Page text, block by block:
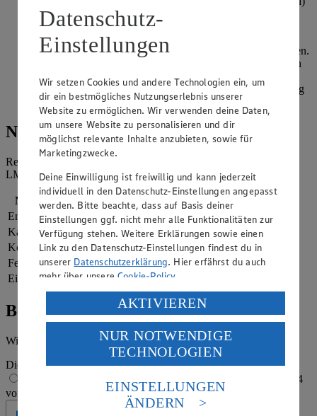
vorheizen. Zwei Bleche mit Backpapier auslegen.
Mit zwei Löffeln oder einem Eisportionierer etwa 20
gleichgroße Kugeln formen und auf die Backbleche verteilen.
Für 12-13 Minuten auf mittlerer Schiene im Ofen goldbraun
backen. Herausnehmen und 10 Minuten auf dem Blech
abkühlen lassen. Danach auf einem Kuchengitter vollständig
auskühlen lassen.
Nährwerte
Referenzmenge für einen durchschnittlichen Erwachsenen laut
LMIV (8.400 kJ/2.000 kcal).
Nährwerte
pro Portion
Energie
682 kj (8 %)
Kalorien
163 kcal (8 %)
Kohlenhydrate 20 g
Fett
8 g
Eiweiß
1 g
Bewertung
Wie hat es dir geschmeckt?
Die Bewertung wird automatisch gespeichert
4
von 5 Sternen
5 von 5 Sternen
Datenschutz-
Einstellungen
Wir setzen Cookies und andere Technologien ein, um
dir ein bestmögliches Nutzungserlebnis unserer
Website zu ermöglichen. Wir verwenden deine Daten,
um unsere Website zu personalisieren und dir
möglichst relevante Inhalte anzubieten, sowie für
Marketingzwecke.
Deine Einwilligung ist freiwillig und kann jederzeit
individuell in den Datenschutz-Einstellungen angepasst
werden. Bitte beachte, dass auf Basis deiner
Einstellungen ggf. nicht mehr alle Funktionalitäten zur
Verfügung stehen. Weitere Erklärungen sowie einen
Link zu den Datenschutz-Einstellungen findest du in
unserer Datenschutzerklärung. Hier erfährst du auch
mehr über unsereCookie-Policy.
Verarbeitung deiner personenbezogenen Daten in den
USA durch Facebook und YouTube:
Wenn du auf „Aktivieren“ klickst, willigst du im Sinne
des Art. 49 Abs. 1 Satz 1 lit. a) DSGVO ein, dass deine
Daten in den USA verarbeitet werden. Der EuGH sieht
die USA als Land mit einem nach europäischen
Standards nicht angemessenen Datenschutzniveau an.
Es besteht das Risiko eines Zugriffs durch US-
AKTIVIEREN
NUR NOTWENDIGE
TECHNOLOGIEN
EINSTELLUNGEN
ÄNDERN